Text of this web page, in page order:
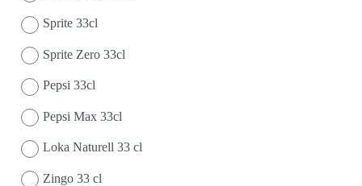
Sprite 33cl
Sprite Zero 33cl
Pepsi 33cl
Pepsi Max 33cl
Loka Naturell 33 cl
Zingo 33 cl